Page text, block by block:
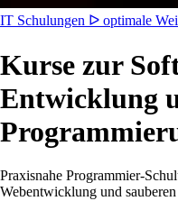
IT Schulungen ᐅ optimale
Kurse zur
Entwicklung
Praxisnahe Programmier-
Webentwicklung und